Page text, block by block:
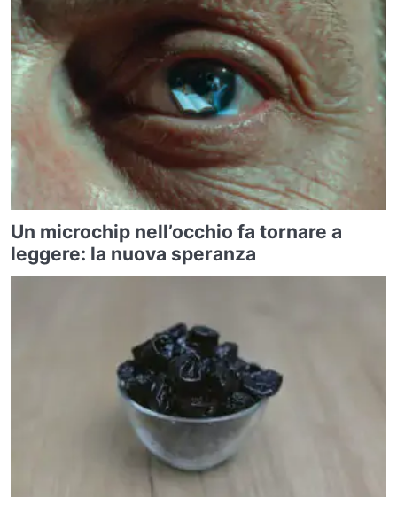
Un microchip nell’occhio fa tornare a
leggere: la nuova speranza